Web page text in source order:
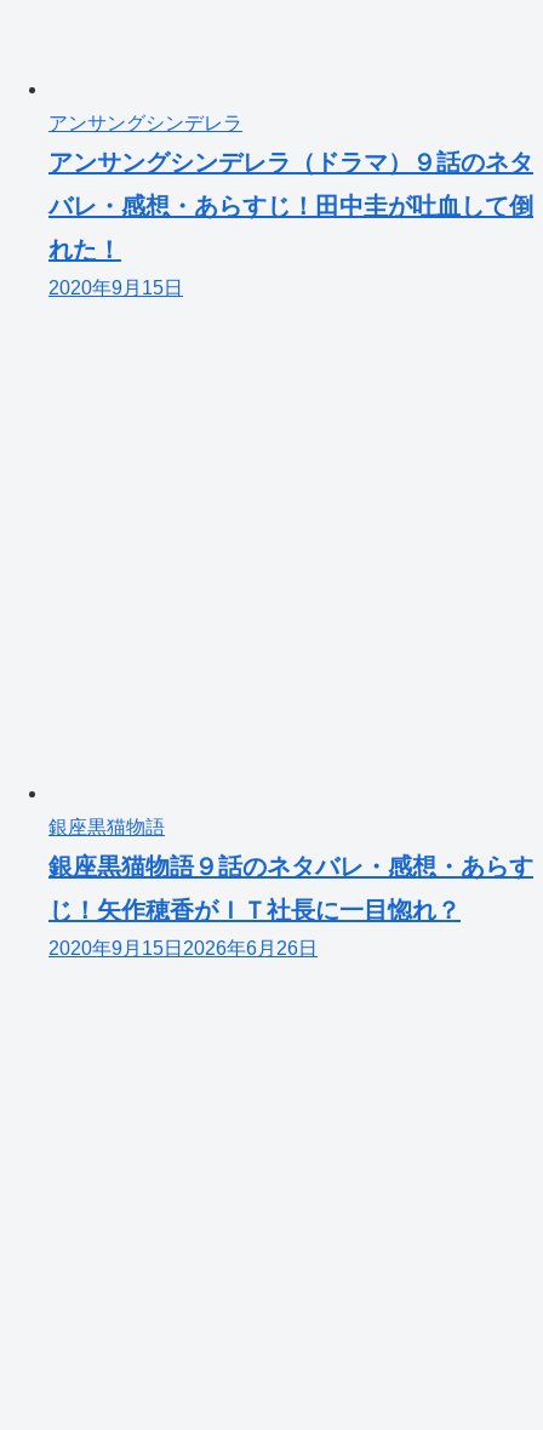
アンサングシンデレラ
アンサングシンデレラ（ドラマ）９話のネタ
バレ・感想・あらすじ！田中圭が吐血して倒
れた！
2020年9月15日
銀座黒猫物語
銀座黒猫物語９話のネタバレ・感想・あらす
じ！矢作穂香がＩＴ社長に一目惚れ？
2020年9月15日 2026年6月26日